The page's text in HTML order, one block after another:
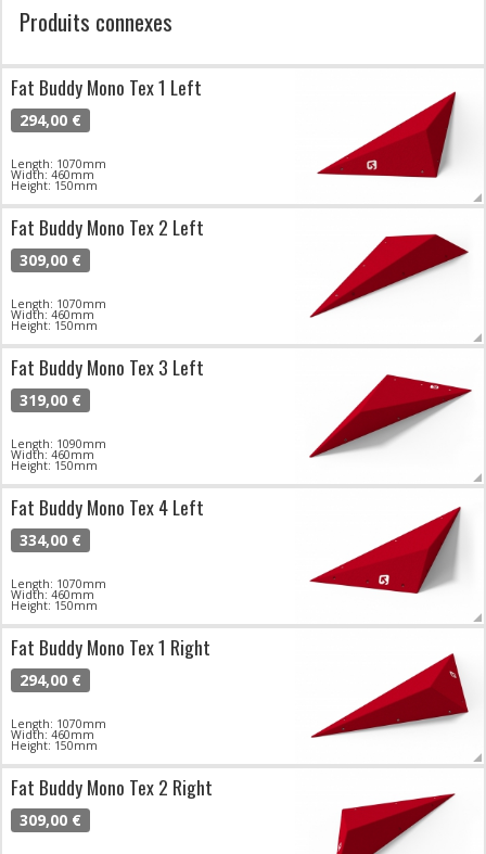
Produits connexes
Fat Buddy Mono Tex 1 Left
294,00 €
Length: 1070mm
Width: 460mm
Height: 150mm
Fat Buddy Mono Tex 2 Left
309,00 €
Length: 1070mm
Width: 460mm
Height: 150mm
Fat Buddy Mono Tex 3 Left
319,00 €
Length: 1090mm
Width: 460mm
Height: 150mm
Fat Buddy Mono Tex 4 Left
334,00 €
Length: 1070mm
Width: 460mm
Height: 150mm
Fat Buddy Mono Tex 1 Right
294,00 €
Length: 1070mm
Width: 460mm
Height: 150mm
Fat Buddy Mono Tex 2 Right
309,00 €